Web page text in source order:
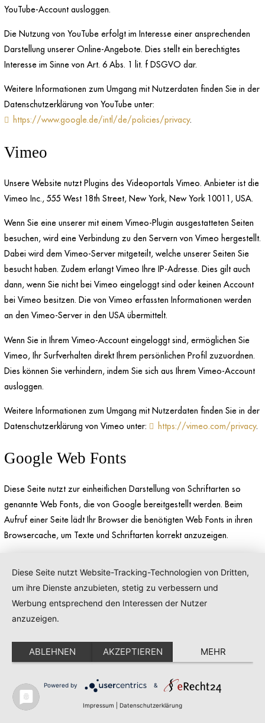
YouTube-Account ausloggen.
Die Nutzung von YouTube erfolgt im Interesse einer ansprechenden
Darstellung unserer Online-Angebote. Dies stellt ein berechtigtes
Interesse im Sinne von Art. 6 Abs. 1 lit. f DSGVO dar.
Weitere Informationen zum Umgang mit Nutzerdaten finden Sie in der
Datenschutzerklärung von YouTube unter:
https://www.google.de/intl/de/policies/privacy.
Vimeo
Unsere Website nutzt Plugins des Videoportals Vimeo. Anbieter ist die
Vimeo Inc., 555 West 18th Street, New York, New York 10011, USA.
Wenn Sie eine unserer mit einem Vimeo-Plugin ausgestatteten Seiten
besuchen, wird eine Verbindung zu den Servern von Vimeo hergestellt.
Dabei wird dem Vimeo-Server mitgeteilt, welche unserer Seiten Sie
besucht haben. Zudem erlangt Vimeo Ihre IP-Adresse. Dies gilt auch
dann, wenn Sie nicht bei Vimeo eingeloggt sind oder keinen Account
bei Vimeo besitzen. Die von Vimeo erfassten Informationen werden
an den Vimeo-Server in den USA übermittelt.
Wenn Sie in Ihrem Vimeo-Account eingeloggt sind, ermöglichen Sie
Vimeo, Ihr Surfverhalten direkt Ihrem persönlichen Profil zuzuordnen.
Dies können Sie verhindern, indem Sie sich aus Ihrem Vimeo-Account
ausloggen.
Weitere Informationen zum Umgang mit Nutzerdaten finden Sie in der
Datenschutzerklärung von Vimeo unter:
https://vimeo.com/privacy.
Google Web Fonts
Diese Seite nutzt zur einheitlichen Darstellung von Schriftarten so
genannte Web Fonts, die von Google bereitgestellt werden. Beim
Aufruf einer Seite lädt Ihr Browser die benötigten Web Fonts in ihren
Browsercache, um Texte und Schriftarten korrekt anzuzeigen.
zu den Servern von Google aufnehmen. Hierdurch erlangt Google
Kenntnis darüber, dass über Ihre IP-Adresse unsere Website
aufgerufen wurde. Die Nutzung von Google Web Fonts erfolgt im
Interesse einer einheitlichen und ansprechenden Darstellung unserer
Art. 6 Abs. 1 lit. f DSGVO dar.
Wenn Ihr Browser Web Fonts nicht unterstützt, wird eine
Standardschrift von Ihrem Computer genutzt.
Diese Seite nutzt Website-Tracking-Technologien von Dritten,
um ihre Dienste anzubieten, stetig zu verbessern und
Werbung entsprechend den Interessen der Nutzer
anzuzeigen.
ABLEHNEN AKZEPTIEREN MEHR
Powered by &
Impressum Datenschutzerklärung